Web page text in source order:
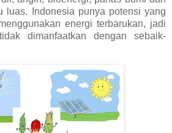
luas. Indonesia punya potensi yang
energi terbarukan, jadi
dimanfaatkan dengan sebaik-